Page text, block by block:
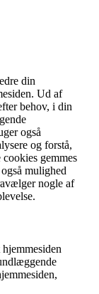
din
Ud af
behov, i din
også
og forstå,
gemmes
mulighed
nogle af